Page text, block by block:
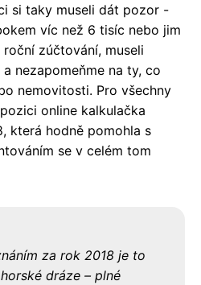
si taky museli dát pozor -
víc než 6 tisíc nebo jim
zúčtování, museli
nezapomeňme na ty, co
nemovitosti. Pro všechny
online kalkulačka
která hodně pomohla s
se v celém tom
za rok 2018 je to
dráze – plné